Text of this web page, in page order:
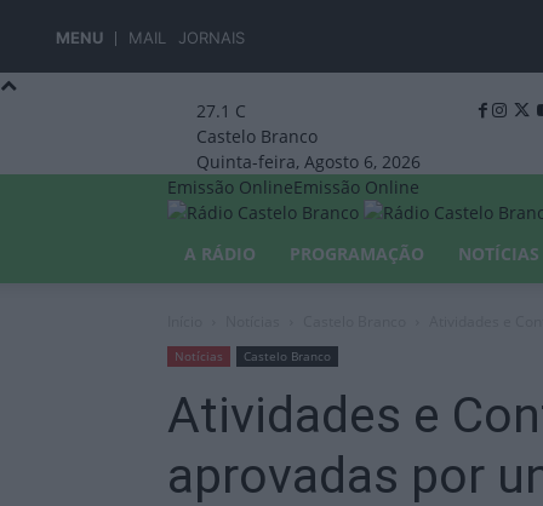
MENU MAIL JORNAIS
27.1 C
Castelo Branco
Quinta-feira, Agosto 6, 2026
Emissão OnlineEmissão Online
A RÁDIO
PROGRAMAÇÃO NOTÍCIAS
Notícias Castelo Branco
Atividades e
aprovadas por